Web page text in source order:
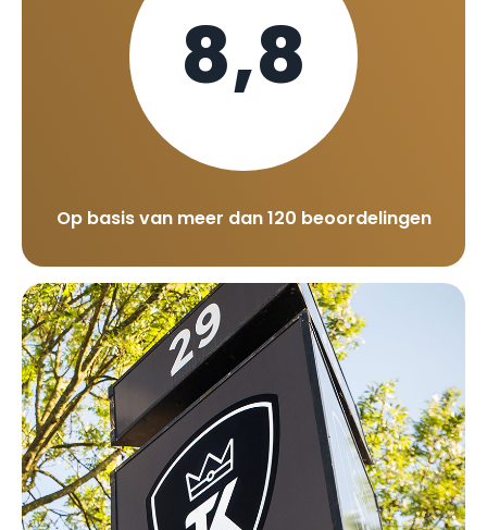
8,8
Op basis van meer dan 120 beoordelingen